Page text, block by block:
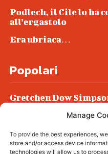
Manage
To provide the best experiences,
store and/or access device
technologies will allow us to
Podlech, il Cile lo ha
all’ergastolo
Era ubriaca…
Popolari
Gretchen Dow
Podlech, il Cile lo ha